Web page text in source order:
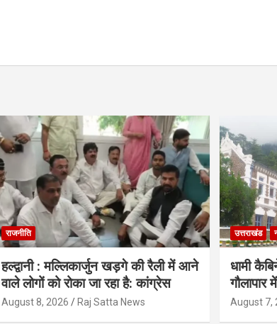
राजनीति
हल्द्वानी : मल्लिकार्जुन खड़गे की रैली में आने
वाले लोगों को रोका जा रहा है: कांग्रेस
August 8, 2026 Raj Satta News
उत्तराखंड
धामी
गौलापार
August 7,